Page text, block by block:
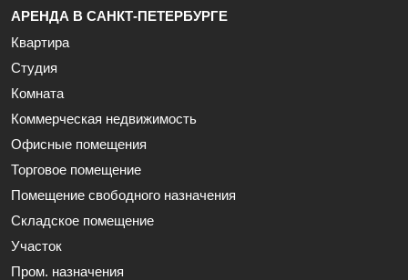
АРЕНДА В САНКТ-ПЕТЕРБУРГЕ
Квартира
Студия
Комната
Коммерческая недвижимость
Офисные помещения
Торговое помещение
Помещение свободного назначения
Складское помещение
Участок
Пром. назначения